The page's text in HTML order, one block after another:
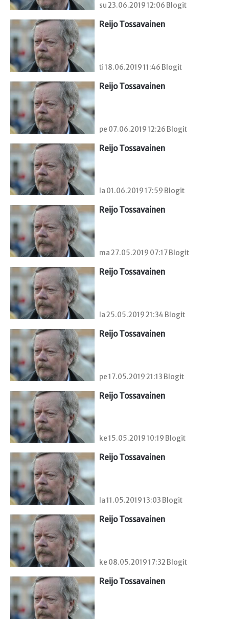
su 23.06.2019 12:06 Blogit
Reijo Tossavainen
ti 18.06.2019 11:46 Blogit
Reijo Tossavainen
pe 07.06.2019 12:26 Blogit
Reijo Tossavainen
la 01.06.2019 17:59 Blogit
Reijo Tossavainen
ma 27.05.2019 07:17 Blogit
Reijo Tossavainen
la 25.05.2019 21:34 Blogit
Reijo Tossavainen
pe 17.05.2019 21:13 Blogit
Reijo Tossavainen
ke 15.05.2019 10:19 Blogit
Reijo Tossavainen
la 11.05.2019 13:03 Blogit
Reijo Tossavainen
ke 08.05.2019 17:32 Blogit
Reijo Tossavainen